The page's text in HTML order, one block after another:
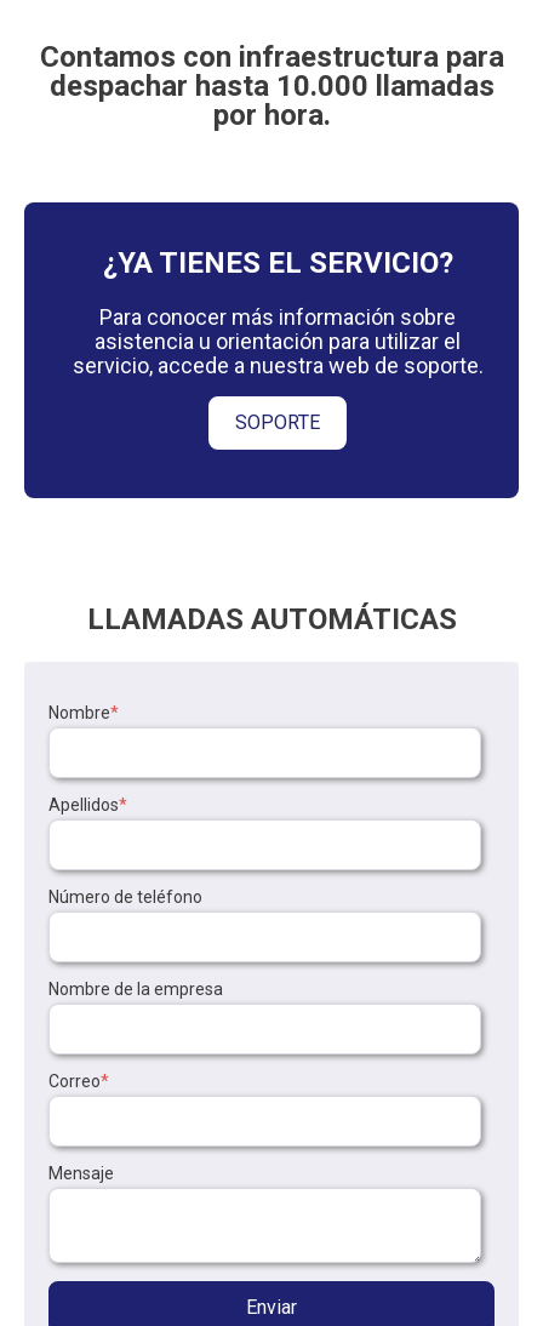
Contamos con infraestructura para
despachar hasta 10.000 llamadas
por hora.
¿YA TIENES EL SERVICIO?
Para conocer más información sobre
asistencia u orientación para utilizar el
servicio, accede a nuestra web de soporte.
SOPORTE
LLAMADAS AUTOMÁTICAS
Nombre*
Apellidos*
Número de teléfono
Nombre de la empresa
Correo*
Mensaje